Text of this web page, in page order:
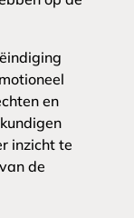
en
inzicht te
de